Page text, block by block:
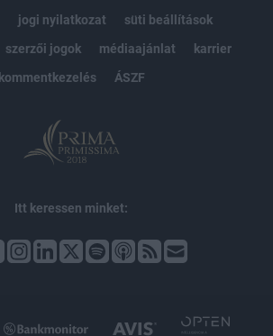
jogi nyilatkozat
süti beállítások
szerzői jogok médiaajánlat
karrier
kommentkezelés
ÁSZF
Itt keressen minket: